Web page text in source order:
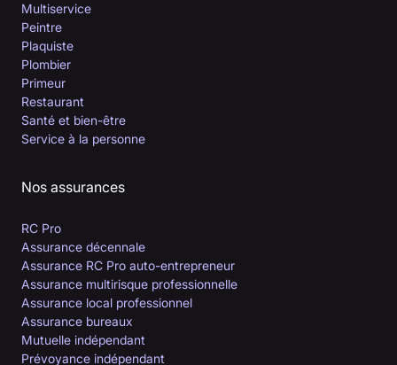
Multiservice
Peintre
Plaquiste
Plombier
Primeur
Restaurant
Santé et bien-être
Service à la personne
Nos assurances
RC Pro
Assurance décennale
Assurance RC Pro auto-entrepreneur
Assurance multirisque professionnelle
Assurance local professionnel
Assurance bureaux
Mutuelle indépendant
Prévoyance indépendant